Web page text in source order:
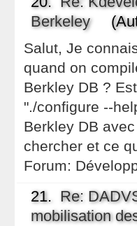
Berkeley
Salut, Je
quand on
Berkley DB ?
"./configure --
Berkley DB
chercher et ce
Forum:
21. Re:
mobilisation